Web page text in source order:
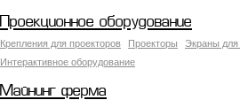
Проекционное оборудование
Крепления для проекторов Проекторы
Экраны для
Интерактивное оборудование
Майнинг ферма